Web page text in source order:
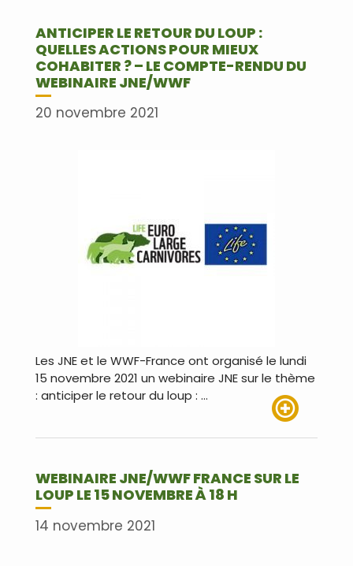
ANTICIPER LE RETOUR DU LOUP :
QUELLES ACTIONS POUR MIEUX
COHABITER ? – LE COMPTE-RENDU DU
WEBINAIRE JNE/WWF
20 novembre 2021
Les JNE et le WWF-France ont organisé le lundi
15 novembre 2021 un webinaire JNE sur le thème
: anticiper le retour du loup : …
WEBINAIRE JNE/WWF FRANCE SUR LE
LOUP LE 15 NOVEMBRE À 18 H
14 novembre 2021